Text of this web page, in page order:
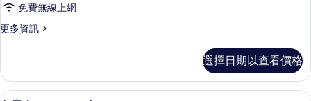
所
有
免費無線上網
更多資訊
更
Premium
Apartment
選擇日期以查看價格
顯
套房 (Sky Garden) | 迷你吧、客房內